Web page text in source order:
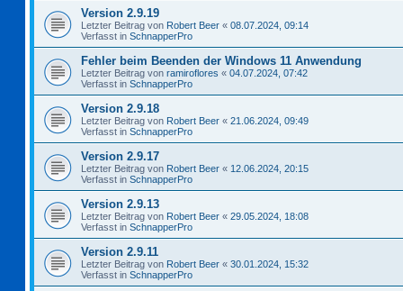
Version 2.9.19
Letzter Beitrag von Robert Beer « 08.07.2024, 09:14
Verfasst in SchnapperPro
Fehler beim Beenden der Windows 11 Anwendung
Letzter Beitrag von ramiroflores « 04.07.2024, 07:42
Verfasst in SchnapperPro
Version 2.9.18
Letzter Beitrag von Robert Beer « 21.06.2024, 09:49
Verfasst in SchnapperPro
Version 2.9.17
Letzter Beitrag von Robert Beer « 12.06.2024, 20:15
Verfasst in SchnapperPro
Version 2.9.13
Letzter Beitrag von Robert Beer « 29.05.2024, 18:08
Verfasst in SchnapperPro
Version 2.9.11
Letzter Beitrag von Robert Beer « 30.01.2024, 15:32
Verfasst in SchnapperPro